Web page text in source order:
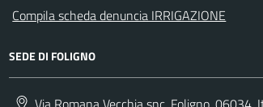
Compila scheda denuncia IRRIGAZIONE
SEDE DI FOLIGNO